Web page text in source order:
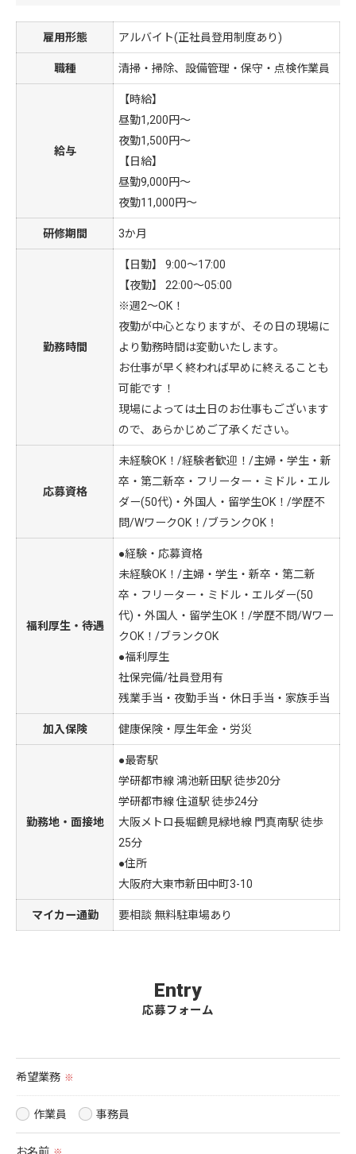
雇用形態 アルバイト(正社員登用制度あり)
職種 清掃・掃除、設備管理・保守・点検作業員
給与
【時給】
昼勤1,200円～
夜勤1,500円～
【日給】
昼勤9,000円～
夜勤11,000円～
研修期間 3か月
勤務時間
【日勤】 9:00〜17:00
【夜勤】 22:00～05:00
※週2～OK！
夜勤が中心となりますが、その日の現場に
より勤務時間は変動いたします。
お仕事が早く終われば早めに終えることも
可能です！
現場によっては土日のお仕事もございます
ので、あらかじめご了承ください。
応募資格
未経験OK！/経験者歓迎！/主婦・学生・新
卒・第二新卒・フリーター・ミドル・エル
ダー(50代)・外国人・留学生OK！/学歴不
問/WワークOK！/ブランクOK！
福利厚生・待遇
●経験・応募資格
未経験OK！/主婦・学生・新卒・第二新
卒・フリーター・ミドル・エルダー(50
代)・外国人・留学生OK！/学歴不問/Wワー
クOK！/ブランクOK
●福利厚生
社保完備/社員登用有
残業手当・夜勤手当・休日手当・家族手当
加入保険 健康保険・厚生年金・労災
勤務地・面接地
●最寄駅
学研都市線 鴻池新田駅 徒歩20分
学研都市線 住道駅 徒歩24分
大阪メトロ長堀鶴見緑地線 門真南駅 徒歩
25分
●住所
大阪府大東市新田中町3-10
マイカー通勤 要相談 無料駐車場あり
応募フォーム
Entry
希望業務 ※
作業員 事務員